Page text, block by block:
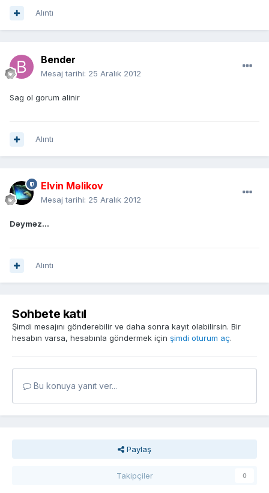
Alıntı
Bender
Mesaj tarihi: 25 Aralık 2012
Sag ol gorum alinir
Alıntı
Elvin Məlikov
Mesaj tarihi: 25 Aralık 2012
Dəyməz...
Alıntı
Sohbete katıl
Şimdi mesajını gönderebilir ve daha sonra kayıt olabilirsin. Bir
hesabın varsa, hesabınla göndermek için şimdi oturum aç.
Bu konuya yanıt ver...
Paylaş
Takipçiler 0